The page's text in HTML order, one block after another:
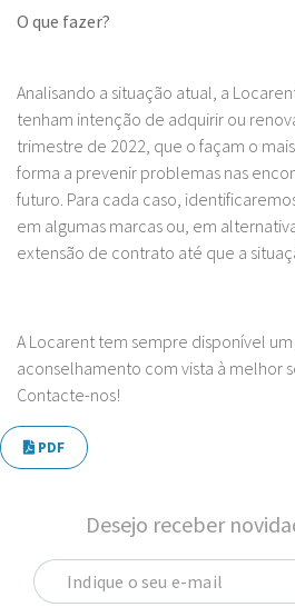
O que fazer?
Analisando a situação atual, a
tenham intenção de adquirir ou
trimestre de 2022, que o façam o
forma a prevenir problemas nas
futuro. Para cada caso,
em algumas marcas ou, em
extensão de contrato até que a
A Locarent tem sempre disponível
aconselhamento com vista à melhor
Contacte-nos!
PDF
Desejo receber
Indique o seu e-mail